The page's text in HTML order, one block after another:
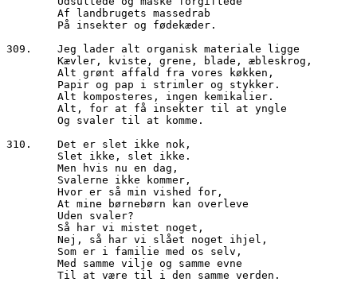
        Af landbrugets massedrab
        På insekter og fødekæder.
309.	Jeg lader alt organisk materiale ligge
        Kævler, kviste, grene, blade, æbleskrog,
        Alt grønt affald fra vores køkken,
        Papir og pap i strimler og stykker.
        Alt komposteres, ingen kemikalier.
        Alt, for at få insekter til at yngle
        Og svaler til at komme.
310.	Det er slet ikke nok,
        Slet ikke, slet ikke.
        Men hvis nu en dag,
        Svalerne ikke kommer,
        Hvor er så min vished for,
        At mine børnebørn kan overleve
        Uden svaler?
        Så har vi mistet noget,
        Nej, så har vi slået noget ihjel,
        Som er i familie med os selv,
        Med samme vilje og samme evne
        Til at være til i den samme verden.